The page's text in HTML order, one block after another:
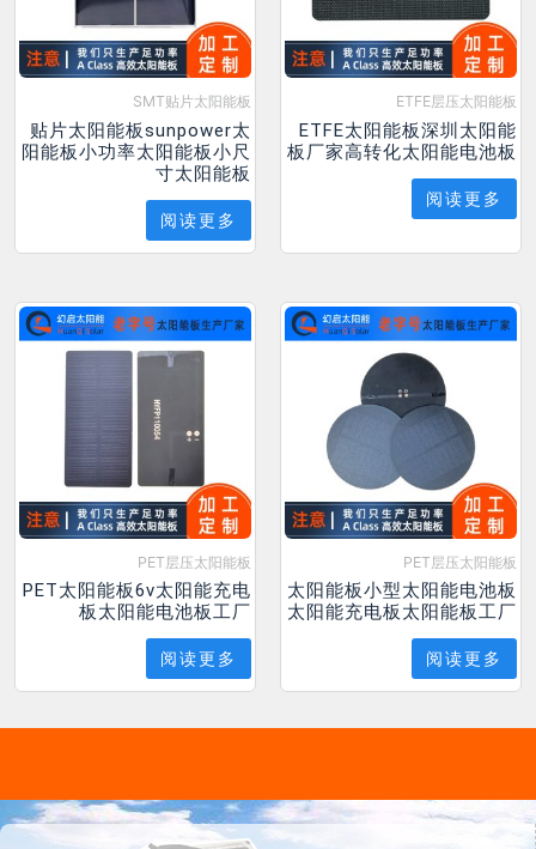
SMT贴片太阳能板
贴片太阳能板sunpower太
阳能板小功率太阳能板小尺
寸太阳能板
阅读更多
ETFE层压太阳能板
ETFE太阳能板深圳太阳能
板厂家高转化太阳能电池板
阅读更多
PET层压太阳能板
PET太阳能板6v太阳能充电
板太阳能电池板工厂
阅读更多
PET层压太阳能板
太阳能板小型太阳能电池板
太阳能充电板太阳能板工厂
阅读更多